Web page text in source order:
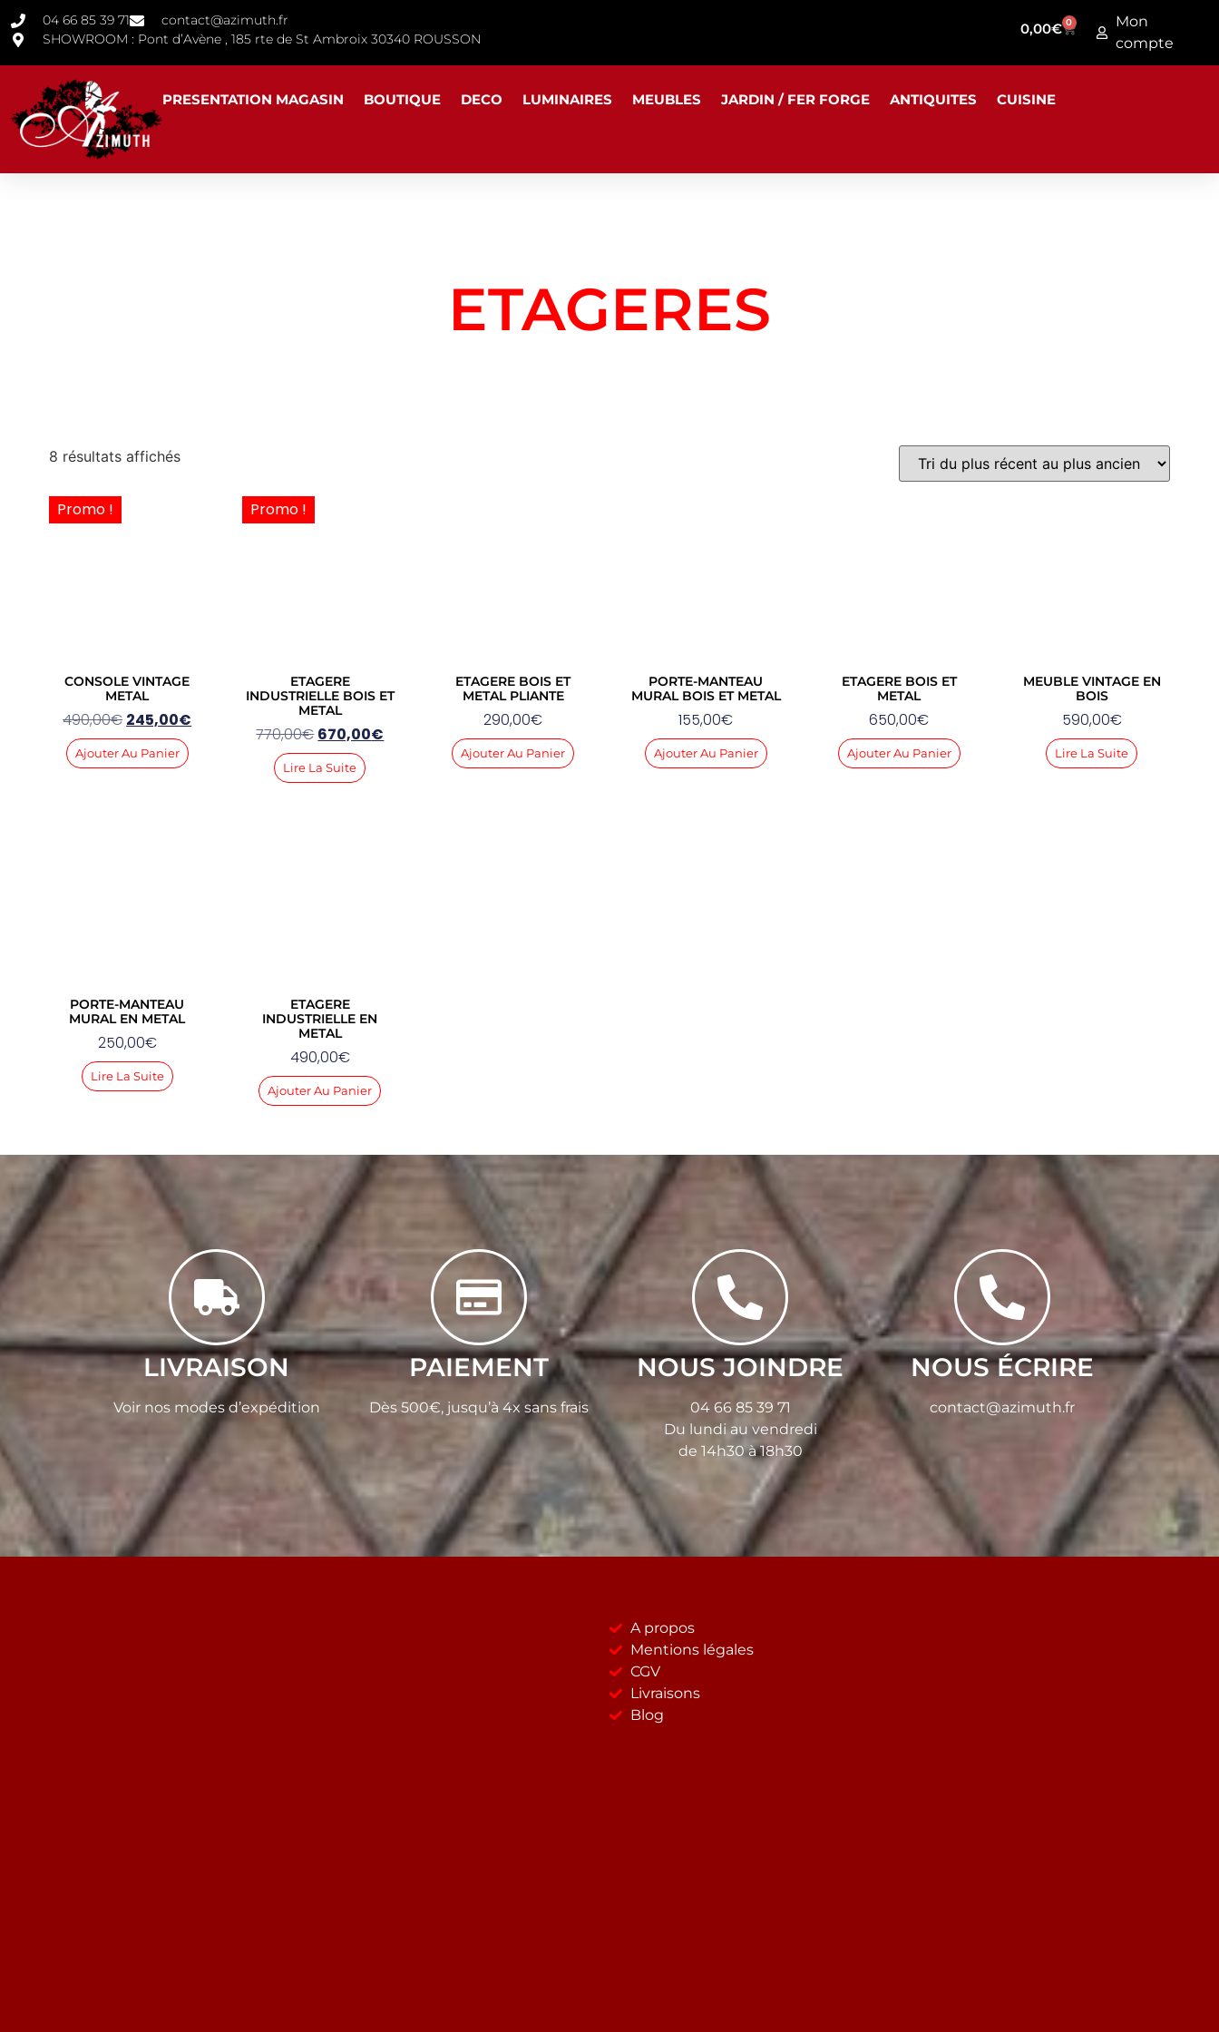
04 66 85 39 71
contact@azimuth.fr
SHOWROOM : Pont d’Avène , 185 rte de St Ambroix 30340 ROUSSON
0,00€ 0
Mon
compte
PRESENTATION MAGASIN BOUTIQUE DECO LUMINAIRES MEUBLES JARDIN / FER FORGE ANTIQUITES CUISINE
ETAGERES
8 résultats affichés
Promo !
CONSOLE VINTAGE
METAL
490,00€ 245,00€
Ajouter Au Panier
Promo !
ETAGERE
INDUSTRIELLE BOIS ET
METAL
770,00€ 670,00€
Lire La Suite
ETAGERE BOIS ET
METAL PLIANTE
290,00€
Ajouter Au Panier
PORTE-MANTEAU
MURAL BOIS ET METAL
155,00€
Ajouter Au Panier
ETAGERE BOIS ET
METAL
650,00€
Ajouter Au Panier
MEUBLE VINTAGE EN
BOIS
590,00€
Lire La Suite
PORTE-MANTEAU
MURAL EN METAL
250,00€
Lire La Suite
ETAGERE
INDUSTRIELLE EN
METAL
490,00€
Ajouter Au Panier
LIVRAISON
Voir nos modes d’expédition
PAIEMENT
Dès 500€, jusqu’à 4x sans frais
NOUS JOINDRE
04 66 85 39 71
Du lundi au vendredi
de 14h30 à 18h30
NOUS ÉCRIRE
contact@azimuth.fr
A propos
Mentions légales
CGV
Livraisons
Blog